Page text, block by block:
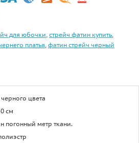
для юбочки, стрейч фатин купить,
платья, фатин стрейч черный
цвета
см
погонный метр ткани.